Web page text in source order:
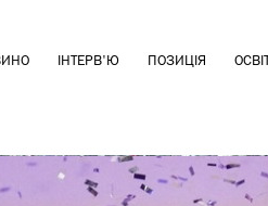
ІНТЕРВ'Ю ПОЗИЦІЯ